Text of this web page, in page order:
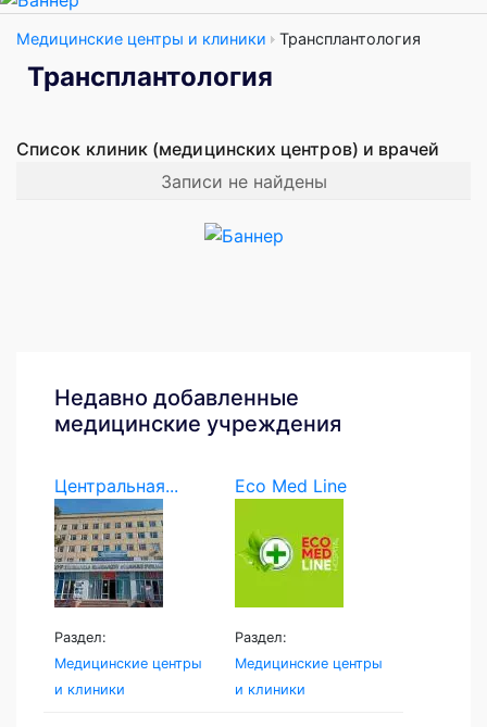
Медицинские центры и клиники Трансплантология
Трансплантология
Список клиник (медицинских центров) и врачей
Записи не найдены
Недавно добавленные
медицинские учреждения
Центральная...
Раздел:
Медицинские центры
и клиники
Eco Med Line
Раздел:
Медицинские центры
и клиники